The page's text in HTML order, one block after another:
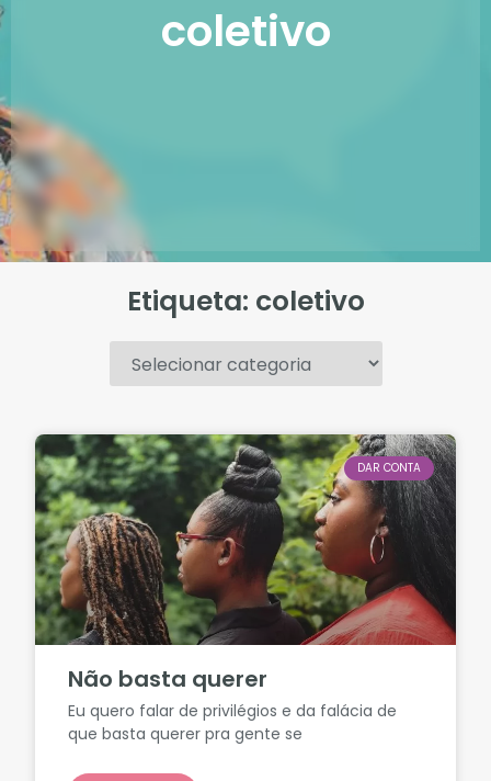
coletivo
Etiqueta: coletivo
DAR CONTA
Não basta querer
Eu quero falar de privilégios e da falácia de
que basta querer pra gente se